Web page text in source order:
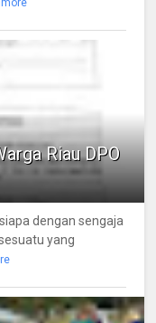
Riau DPO
dengan sengaja
yang